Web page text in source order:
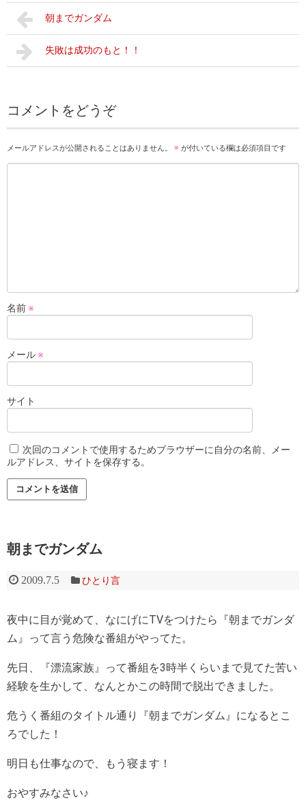
朝までガンダム
失敗は成功のもと！！
コメントをどうぞ
メールアドレスが公開されることはありません。 ※ が付いている欄は必須項目です
名前 ※
メール ※
サイト
次回のコメントで使用するためブラウザーに自分の名前、メー
ルアドレス、サイトを保存する。
朝までガンダム
2009.7.5 ひとり言
夜中に目が覚めて、なにげにTVをつけたら『朝までガンダ
ム』って言う危険な番組がやってた。
先日、『漂流家族』って番組を3時半くらいまで見てた苦い
経験を生かして、なんとかこの時間で脱出できました。
危うく番組のタイトル通り『朝までガンダム』になるとこ
ろでした！
明日も仕事なので、もう寝ます！
おやすみなさい♪